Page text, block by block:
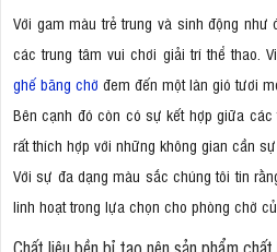
Với gam màu trẻ trung và sinh động như
các trung tâm vui chơi giải trí thể thao.
ghế băng chờ đem đến một làn gió tươi
Bên cạnh đó còn có sự kết hợp giữa các
rất thích hợp với những không gian cần
Với sự đa dạng màu sắc chúng tôi tin
linh hoạt trong lựa chọn cho phòng chờ